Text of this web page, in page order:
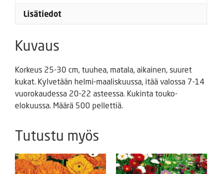
Lisätiedot
Kuvaus
Korkeus 25-30 cm, tuuhea, matala, aikainen, suuret
kukat. Kylvetään helmi-maaliskuussa, itää valossa 7-14
vuorokaudessa 20-22 asteessa. Kukinta touko-
elokuussa. Määrä 500 pellettiä.
Tutustu myös